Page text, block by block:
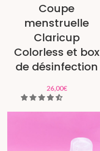
Coupe
menstruelle
Claricup
Colorless et box
de désinfection
26,00€